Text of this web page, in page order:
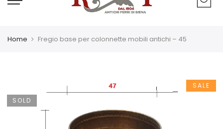
Home Fregio base per colonnette mobili antichi – 45
SALE
SOLD